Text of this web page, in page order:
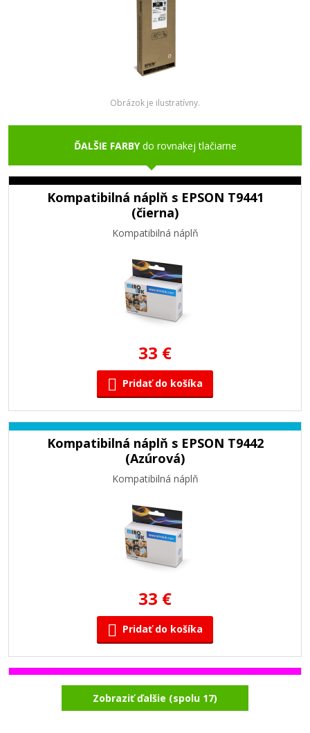
Obrázok je ilustratívny.
ĎALŠIE FARBYdo rovnakej tlačiarne
Kompatibilná náplň s EPSON T9441
(čierna)
Kompatibilná náplň
33 €
Pridať do košíka
Kompatibilná náplň s EPSON T9442
(Azúrová)
Kompatibilná náplň
33 €
Pridať do košíka
Kompatibilná náplň s EPSON T9443
(Purpurová)
Zobraziť ďalšie (spolu 17)